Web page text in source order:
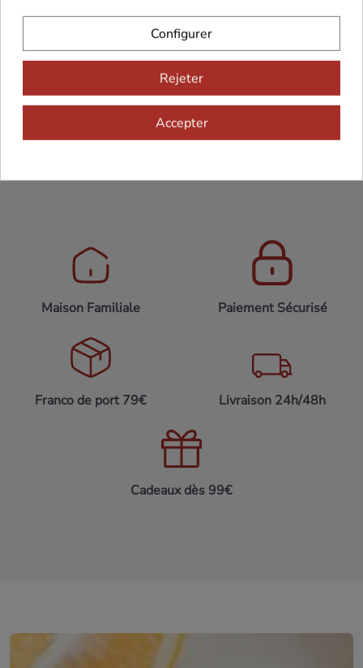
Accords mets et vins: Viandes rouges, gibiers,
Température de service: 16-18°C.
: 5 à 8 ans.
Maison Familiale Paiement Sécurisé
Franco de port 79€ Livraison 24h/48h
Cadeaux dès 99€
Configurer
Rejeter
Accepter